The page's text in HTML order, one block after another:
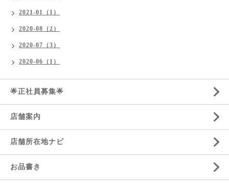
2021-01（1）
2020-08（2）
2020-07（3）
2020-06（1）
🌟正社員募集🌟
店舗案内
店舗所在地ナビ
お品書き